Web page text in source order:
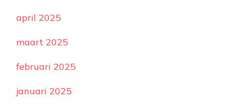
april 2025
maart 2025
februari 2025
januari 2025